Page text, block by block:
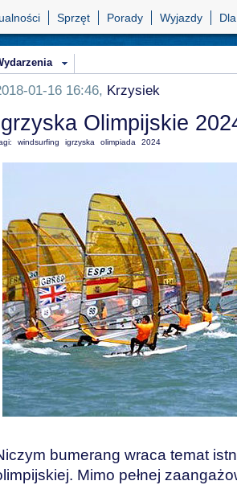
Sprzęt Porady Wyjazdy
01-16 16:46, Krzysiek
Olimpijskie
windsurfing igrzyska olimpiada 2024
bumerang wraca temat
Mimo pełnej